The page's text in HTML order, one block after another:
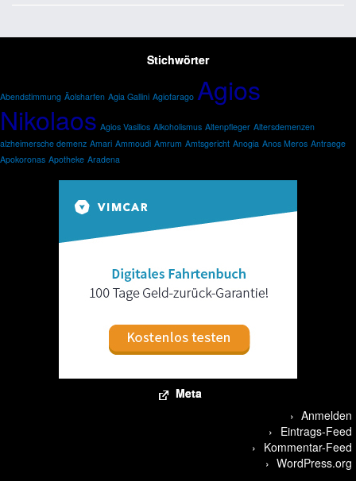
Stichwörter
Abendstimmung Äolsharfen Agia Gallini Agiofarago Agios
Nikolaos Agios Vasilios Alkoholismus Altenpfleger Altersdemenzen
alzheimersche demenz Amari Ammoudi Amrum Amtsgericht Anogia Anos Meros Antraege
Apokoronas Apotheke Aradena
Meta
Anmelden
Eintrags-Feed
Kommentar-Feed
WordPress.org